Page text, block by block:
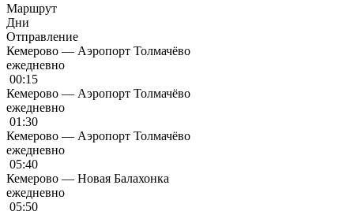
Маршрут
Дни
Отправление
Кемерово — Аэропорт Толмачёво
ежедневно
00:15
Кемерово — Аэропорт Толмачёво
ежедневно
01:30
Кемерово — Аэропорт Толмачёво
ежедневно
05:40
Кемерово — Новая Балахонка
ежедневно
05:50